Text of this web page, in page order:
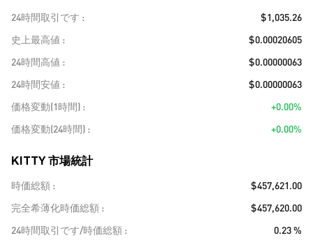
24時間取引です
$1,035.26
史上最高値
$0.00020605
24時間高値
$0.00000063
24時間安値
$0.00000063
価格変動(1時間)
+0.00%
価格変動(24時間)
+0.00%
KITTY 市場統計
時価総額
$457,621.00
完全希薄化時価総額
$457,620.00
24時間取引です/時価総額
0.23 %